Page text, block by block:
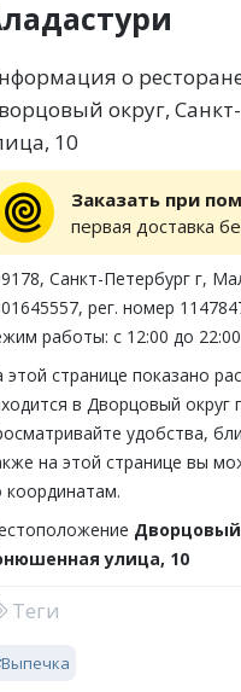
о
округ,
10
Заказать при
первая доставка
Санкт-Петербург г,
рег. номер
работы: с 12:00 до 22:00
этой странице показано
в Дворцовый
удобства,
на этой странице вы
координатам.
Дворцовый
улица, 10
Теги
Выпечка